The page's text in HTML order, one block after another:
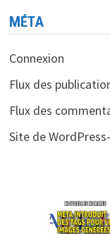
MÉTA
Connexion
Flux des
Flux des
Site de